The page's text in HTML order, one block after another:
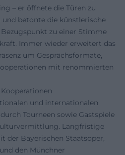
– er öffnete die Türen zu
betonte die künstlerische
zu einer Stimme
Immer wieder erweitert das
um Gesprächsformate,
mit renommierten
und internationalen
Tourneen sowie Gastspiele
Langfristige
der Bayerischen Staatsoper,
den Münchner